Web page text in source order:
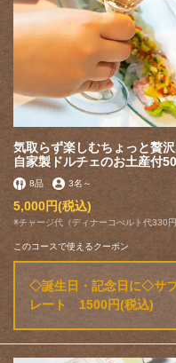
気取らず楽しむちょっと贅
自家製ドルチェのお土産付
8品 3名 ～
5,000円(税込)
※チャージ代（ディナーコぺルト代330円
このコースで使えるクーポン
◇誕生日・記念日に◇サ
レート 1500円(税込)